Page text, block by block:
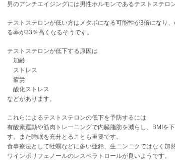
男のアンチエイジングには男性ホルモンであるテストステロ
テストステロンが低い方はメタボになる可能性が3倍になり
る率が33％高くなるそうです。
テストステロンが低下する原因は
加齢
ストレス
疲労
酸化ストレス
などがあります。
これらによるテストステロンの低下を予防するには
有酸素運動や筋肉トレーニングで内臓脂肪を減らし、BMIを
す。また睡眠を充分とることも重要です。
食事療法として牡蠣などに多い亜鉛、生ニンニクではなく加
ワインポリフェノールのレスベラトロールが良いようです。